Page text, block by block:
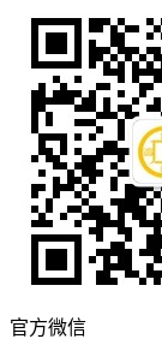
官方微信